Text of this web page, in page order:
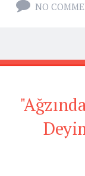
NO